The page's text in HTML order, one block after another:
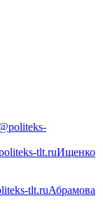
tlt.ruИщенко
tlt.ruАбрамова